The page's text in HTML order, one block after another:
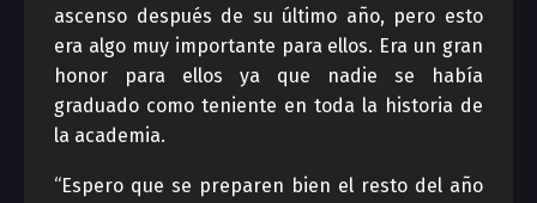
ascenso después de su último año, pero esto
era algo muy importante para ellos. Era un gran
honor para ellos ya que nadie se había
graduado como teniente en toda la historia de
la academia.
“Espero que se preparen bien el resto del año